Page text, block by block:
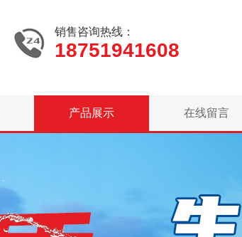
销售咨询热线：
18751941608
产品展示 在线留言